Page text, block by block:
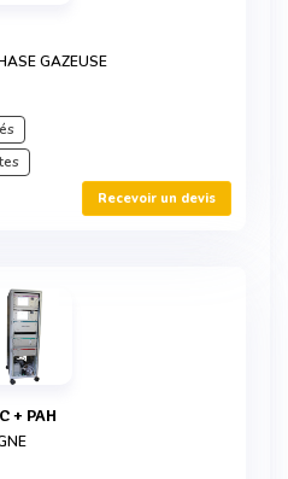
GAZEUSE
Recevoir un devis
+ PAH